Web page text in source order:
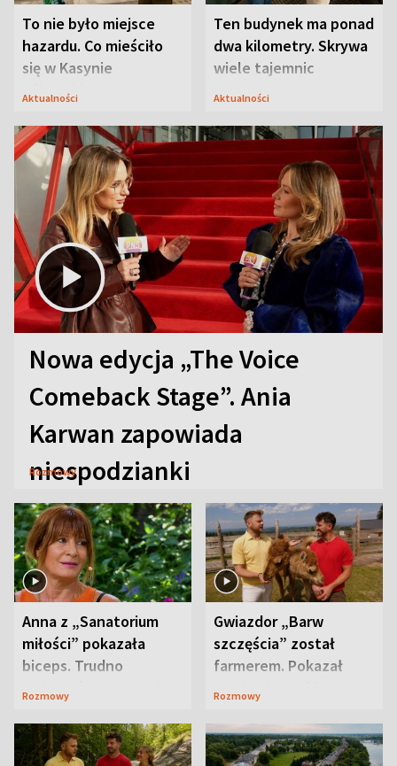
To nie było miejsce
hazardu. Co mieściło
się w Kasynie
Oficerskim?
Aktualności
Ten budynek ma ponad
dwa kilometry. Skrywa
wiele tajemnic
Aktualności
Nowa edycja „The Voice
Comeback Stage”. Ania
Karwan zapowiada
niespodzianki
Rozmowy
Anna z „Sanatorium
miłości” pokazała
biceps. Trudno
uwierzyć, co przeszła
Rozmowy
Gwiazdor „Barw
szczęścia” został
farmerem. Pokazał
swoje niezwykłe
Rozmowy